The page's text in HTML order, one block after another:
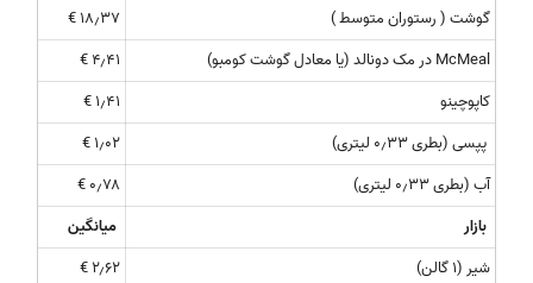
گوشت ( رستوران متوسط )
۱۸٫۳۷ €
McMeal در مک دونالد (یا معادل گوشت کومبو)
۴٫۴۱ €
کاپوچینو
۱٫۴۱ €
پپسی (بطری ۰٫۳۳ لیتری)
۱٫۰۲ €
آب (بطری ۰٫۳۳ لیتری)
۰٫۷۸ €
بازار
میانگین
شیر (۱ گالن)
۲٫۶۲ €